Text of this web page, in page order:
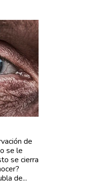
de
se le
se cierra
de...